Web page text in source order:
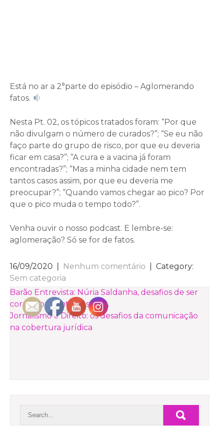
Está no ar a 2°parte do episódio – Aglomerando
fatos.
Nesta Pt. 02, os tópicos tratados foram: “Por que
não divulgam o número de curados?”; “Se eu não
faço parte do grupo de risco, por que eu deveria
ficar em casa?”; “A cura e a vacina já foram
encontradas?”; “Mas a minha cidade nem tem
tantos casos assim, por que eu deveria me
preocupar?”; “Quando vamos chegar ao pico? Por
que o pico muda o tempo todo?”.
Venha ouvir o nosso podcast. E lembre-se:
aglomeração? Só se for de fatos.
16/09/2020 Nenhum comentário
| Category:
Sem categoria
NAVEGAÇÃO
DE
POST
Barão Entrevista: Núria Saldanha, desafios de ser
correspondente nos EUA
Jornalismo e Direito: os desafios da comunicação
na cobertura jurídica